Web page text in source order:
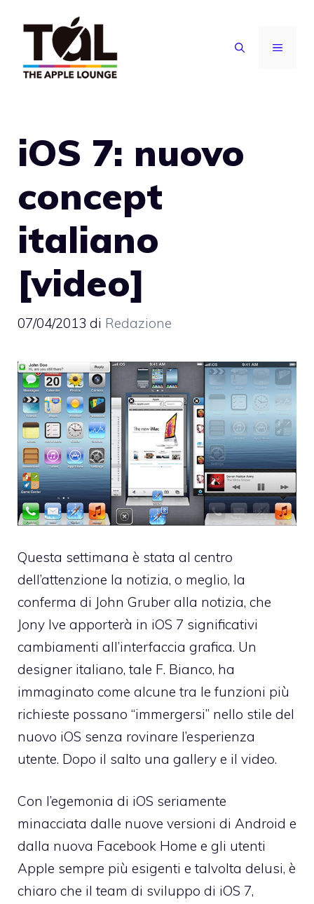
contenuto
MENU
iOS 7: nuovo
concept
italiano
[video]
07/04/2013 di Redazione
Questa settimana è stata al centro
dell’attenzione la notizia, o meglio, la
conferma di John Gruber alla notizia, che
Jony Ive apporterà in iOS 7 significativi
cambiamenti all’interfaccia grafica. Un
designer italiano, tale F. Bianco, ha
immaginato come alcune tra le funzioni più
richieste possano “immergersi” nello stile del
nuovo iOS senza rovinare l’esperienza
utente. Dopo il salto una gallery e il video.
Con l’egemonia di iOS seriamente
minacciata dalle nuove versioni di Android e
dalla nuova Facebook Home e gli utenti
Apple sempre più esigenti e talvolta delusi, è
chiaro che il team di sviluppo di iOS 7,